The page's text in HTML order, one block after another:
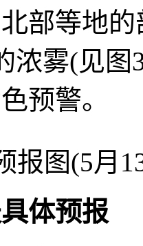
部等地
浓雾(见
预警。
报图(5月
体预报